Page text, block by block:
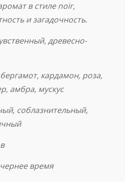
в стиле noir,
и загадочность.
древесно-
кардамон, роза,
амбра, мускус
соблазнительный,
время